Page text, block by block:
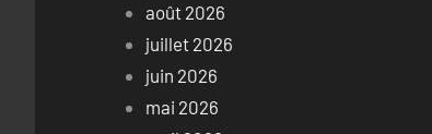
août 2026
juillet 2026
juin 2026
mai 2026